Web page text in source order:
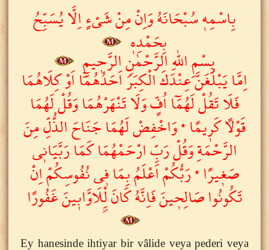
بِاسْمِه۪ سُبْحَانَهُ وَاِنْ مِنْ شَيْءٍ اِلَّا يُسَبِّحُ
بِحَمْدِه۪
بِسْمِ اللّٰهِ الرَّحْمٰنِ الرَّح۪يمِ
اِمَّا يَبْلُغَنَّ عِنْدَكَ الْكِبَرَ اَحَدُهُمَٓا اَوْ كِلَاهُمَا
فَلَا تَقُلْ لَهُمَٓا اُفٍّ وَلَا تَنْهَرْهُمَا وَقُلْ لَهُمَا
قَوْلاً كَر۪يمًا ٭ وَاخْفِضْ لَهُمَا جَنَاحَ الذُّلِّ مِنَ
الرَّحْمَةِ وَقُلْ رَبِّ ارْحَمْهُمَا كَمَا رَبَّيَان۪ى
صَغ۪يرًا ٭ رَبُّكُمْ اَعْلَمُ بِمَا ف۪ى نُفُوسِكُمْ اِنْ
تَكُونُوا صَالِح۪ينَ فَاِنَّهُ كَانَ لِْ۫لَاوَّاب۪ينَ غَفُورًا
Ey hanesinde ihtiyar bir vâlide veya pederi veya